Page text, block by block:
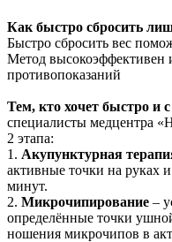
Как быстро сбросить
Быстро сбросить вес
Метод высокоэффективен
противопоказаний
Тем, кто хочет быстро и с
специалисты медцентра
2 этапа:
1. Акупунктурная
активные точки на руках
минут.
2. Микрочипирование –
определённые точки
ношения микрочипов в